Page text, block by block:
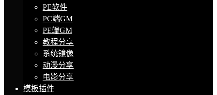
PE软件
PC端GM
PE端GM
教程分享
系统镜像
动漫分享
电影分享
模板插件